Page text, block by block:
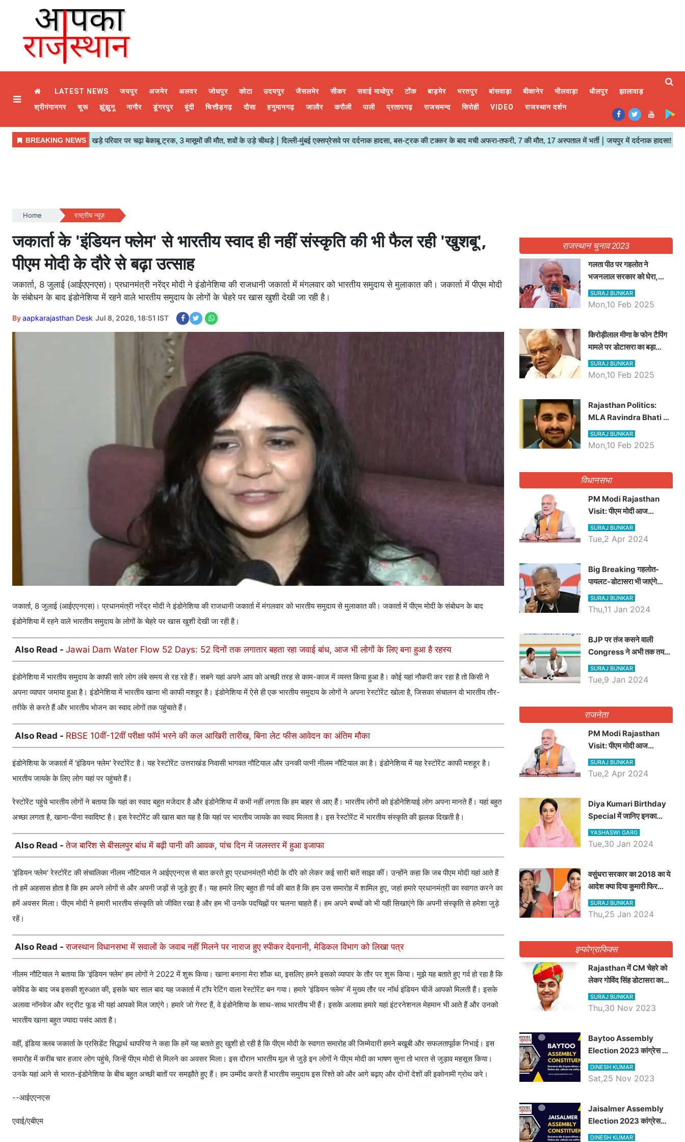
LATEST NEWS जयपुर अजमेर अलवर जोधपुर कोटा उदयपुर जैसलमेर सीकर सवाई माधोपुर टोंक बाड़मेर भरतपुर बांसवाड़ा बीकानेर भीलवाड़ा धौलपुर
झालावाड़
श्रीगंगानगर
चूरू झुंझुनू नागौर डूंगरपुर बूंदी चित्तौड़गढ़ दौसा हनुमानगढ़ जालौर करौली पाली प्रतापगढ़ राजसमन्द सिरोही VIDEO राजस्थान दर्शन
Home राष्ट्रीय न्यूज़
जकार्ता के 'इंडियन फ्लेम' से भारतीय स्वाद ही नहीं संस्कृति की भी फैल रही 'खुशबू',
पीएम मोदी के दौरे से बढ़ा उत्साह
जकार्ता, 8 जुलाई (आईएएनएस)। प्रधानमंत्री नरेंद्र मोदी ने इंडोनेशिया की राजधानी जकार्ता में मंगलवार को भारतीय समुदाय से मुलाकात की। जकार्ता में पीएम मोदी
के संबोधन के बाद इंडोनेशिया में रहने वाले भारतीय समुदाय के लोगों के चेहरे पर खास खुशी देखी जा रही है।
Byaapkarajasthan Desk Jul 8, 2026, 18:51 IST
जकार्ता, 8 जुलाई (आईएएनएस)। प्रधानमंत्री नरेंद्र मोदी ने इंडोनेशिया की राजधानी जकार्ता में मंगलवार को भारतीय समुदाय से मुलाकात की। जकार्ता में पीएम मोदी के संबोधन के बाद
इंडोनेशिया में रहने वाले भारतीय समुदाय के लोगों के चेहरे पर खास खुशी देखी जा रही है।
Also Read - Jawai Dam Water Flow 52 Days: 52 दिनों तक लगातार बहता रहा जवाई बांध, आज भी लोगों के लिए बना हुआ है रहस्य
इंडोनेशिया में भारतीय समुदाय के काफी सारे लोग लंबे समय से रह रहे हैं। सबने यहां अपने आप को अच्‍छी तरह से काम-काज में व्‍यस्‍त क‍िया हुआ है। कोई यहां नौकरी कर रहा है तो क‍िसी ने
अपना व्‍यापार जमाया हुआ है। इंडोनेशिया में भारतीय खाना भी काफी मशहूर है। इंडोनेशिया में ऐसे ही एक भारतीय समुदाय के लोगों ने अपना रेस्टोरेंट खोला है, ज‍िसका संचालन वो भारतीय तौर-
तरीके से करते हैं और भारतीय भोजन का स्‍वाद लोगों तक पहुंचाते हैं।
Also Read - RBSE 10वीं-12वीं परीक्षा फॉर्म भरने की कल आखिरी तारीख, बिना लेट फीस आवेदन का अंतिम मौका
इंडोनेशिया के जकार्ता में 'इंडियन फ्लेम' रेस्टोरेंट है। यह रेस्टोरेंट उत्तराखंड निवासी भागवत नौटियाल और उनकी पत्नी नीलम नौटियाल का है। इंडोनेशिया में यह रेस्टोरेंट काफी मशहूर है।
भारतीय जायके के लिए लोग यहां पर पहुंचते हैं।
रेस्टोरेंट पहुंचे भारतीय लोगों ने बताया कि यहां का स्वाद बहुत मजेदार है और इंडोनेशिया में कभी नहीं लगता कि हम बाहर से आए हैं। भारतीय लोगों को इंडोनेशियाई लोग अपना मानते हैं। यहां बहुत
अच्छा लगता है, खाना-पीना स्वादिष्ट है। इस रेस्टोरेंट की खास बात यह है कि यहां पर भारतीय जायके का स्वाद मिलता है। इस रेस्टोरेंट में भारतीय संस्कृति की झलक द‍िखती है।
Also Read -तेज बारिश से बीसलपुर बांध में बढ़ी पानी की आवक, पांच दिन में जलस्तर में हुआ इजाफा
'इंडियन फ्लेम' रेस्टोरेंट की संचालिका नीलम नौट‍ियाल ने आईएएनएस से बात करते हुए प्रधानमंत्री मोदी के दौरे को लेकर कई सारी बातें साझा कीं। उन्‍होंने कहा क‍ि जब पीएम मोदी यहां आते हैं
तो हमें अहसास होता है क‍ि हम अपने लोगों से और अपनी जड़ों से जुड़े हुए हैं। यह हमारे ल‍िए बहुत ही गर्व की बात है क‍ि हम उस समारोह में शाम‍िल हुए, जहां हमारे प्रधानमंत्री का स्‍वागत करने का
हमें अवसर म‍िला। पीएम मोदी ने हमारी भारतीय संस्‍कृत‍ि को जीव‍ित रखा है और हम भी उनके पदच‍िह्नों पर चलना चाहते हैं। हम अपने बच्‍चों को भी यही स‍िखाएंगे क‍ि अपनी संस्‍कृत‍ि से हमेशा जुड़े
रहें।
Also Read -राजस्थान विधानसभा में सवालों के जवाब नहीं मिलने पर नाराज हुए स्पीकर देवनानी, मेडिकल विभाग को लिखा पत्र
नीलम नौटियाल ने बताया क‍ि 'इंडियन फ्लेम' हम लोगों ने 2022 में शुरू क‍िया। खाना बनाना मेरा शौक था, इसलिए हमने इसको व्‍यापार के तौर पर शुरू क‍िया। मुझे यह बताते हुए गर्व हो रहा है क‍ि
कोव‍िड के बाद जब इसकी शुरुआत की, इसके चार साल बाद यह जकार्ता में टॉप रेट‍िंग वाला रेस्‍टोरेंट बन गया। हमारे 'इंडियन फ्लेम' में मुख्‍य तौर पर नॉर्थ इंड‍ियन चीजें आपको म‍िलती हैं। इस‍के
अलावा नॉनवेज और स्‍ट्रीट फूड भी यहां आपको म‍िल जाएंगे। हमारे जो गेस्‍ट हैं, वे इंडोनेश‍िया के साथ-साथ भारतीय भी हैं। इसके अलावा हमारे यहां इंटरनेशनल मेहमान भी आते हैं और उनको
भारतीय खाना बहुत ज्‍यादा पसंद आता है।
वहीं, इंडिया क्लब जकार्ता के प्रस‍िडेंट सिद्धार्थ थापरिया ने कहा क‍ि हमें यह बताते हुए खुशी हो रही है क‍ि पीएम मोदी के स्‍वागत समारोह की ज‍िम्‍मेदारी हमने बखूबी और सफलतापूर्वक न‍िभाई। इस
समारोह में करीब चार हजार लोग पहुंचे, ज‍िन्हें पीएम मोदी से म‍िलने का अवसर म‍िला। इस दौरान भारतीय मूल से जुड़े इन लोगों ने पीएम मोदी का भाषण सुना तो भारत से जुड़ाव महसूस क‍िया।
उनके यहां आने से भारत-इंडोनेश‍िया के बीच बहुत अच्‍छी बातों पर समझौते हुए हैं। हम उम्‍मीद करते हैं भारतीय समुदाय इस र‍िश्‍ते को और आगे बढ़ाए और दोनों देशों की इकोनामी ग्रोथ करे।
--आईएएनएस
एवाई/एबीएम
राजस्थान चुनाव 2023
गलता पीठ पर गहलोत ने
भजनलाल सरकार को घेरा,
Video में देखें अब तक बड़ी
खबरें
SURAJ BUNKAR
Mon,10 Feb 2025
किरोड़ीलाल मीणा के फोन टैपिंग
मामले पर डोटासरा का बड़ा
आरोप, वीडियो में देखें AZ बड़ी
खबरें
SURAJ BUNKAR
Mon,10 Feb 2025
Rajasthan Politics:
MLA Ravindra Bhati ने
प्रदेश की शिक्षा व्यवस्था पर
उठाए सवाल, Madan
SURAJ BUNKAR
Mon,10 Feb 2025
विधानसभा
PM Modi Rajasthan
Visit: पीएम मोदी आज
राजस्थान में कोटपूतली में करेंगे
विशाल रैली, एक सभा से 8 सीटों
SURAJ BUNKAR
Tue,2 Apr 2024
Big Breaking गहलोत-
पायलट-डोटासरा भी जाएंगे
अयोध्या, करेंगे रामलला के दर्शन
SURAJ BUNKAR
Thu,11 Jan 2024
BJP पर तंज कसने वाली
Congress ने अभी तक तय
नहीं किया नेता प्रतिपक्ष, जानें
कौन होगा दावेदार
SURAJ BUNKAR
Tue,9 Jan 2024
राजनेता
PM Modi Rajasthan
Visit: पीएम मोदी आज
राजस्थान में कोटपूतली में करेंगे
विशाल रैली, एक सभा से 8 सीटों
SURAJ BUNKAR
Tue,2 Apr 2024
Diya Kumari Birthday
Special में जानिए इनका
राजकुमारी से राजस्थान की
डिप्टी सीएम बनने तक का सफर,
YASHASWI GARG
Tue,30 Jan 2024
वसुंधरा सरकार का 2018 का ये
आदेश क्या दिया कुमारी फिर
करेंगी लागू? कांग्रेस सरकार ने
किया था निरस्त
SURAJ BUNKAR
Thu,25 Jan 2024
इन्फोग्राफिक्स
Rajasthan में CM चेहरे को
लेकर गोविंद सिंह डोटासरा का
बड़ा बयान आया सामने, जानें
विचार
SURAJ BUNKAR
Thu,30 Nov 2023
Baytoo Assembly
Election 2023 कांग्रेस से
हरीश चौधरी तो बालाराम मुंड होंगे
भाजपा उम्मीदवार, जानिये बायतू
DINESH KUMAR
Sat,25 Nov 2023
​​​​​​​Jaisalmer Assembly
Election 2023 कांग्रेस
रूपा राम मेघवाल तो छोटु सिंह
DINESH KUMAR